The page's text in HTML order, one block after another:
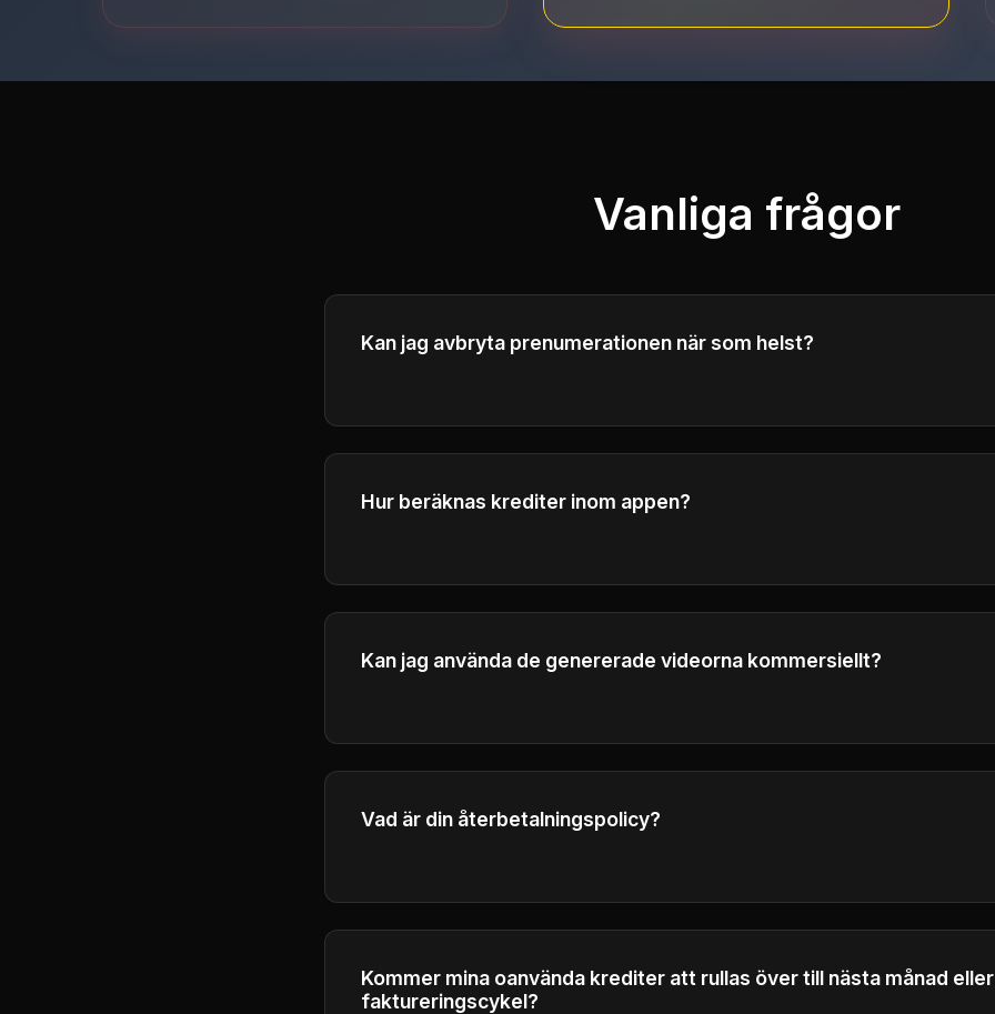
Vanliga frågor
Kan jag avbryta prenumerationen när som helst?
Hur beräknas krediter inom appen?
Kan jag använda de genererade videorna kommersiellt?
Vad är din återbetalningspolicy?
Kommer mina oanvända krediter att rullas över till nästa månad eller
faktureringscykel?